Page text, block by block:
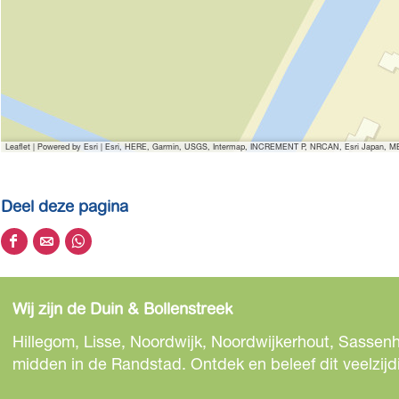
Leaflet |Powered by Esri | Esri, HERE, Garmin, USGS, Intermap, INCREMENT P, NRCAN, Esri Japan,
Deel deze pagina
D
e
l
d
e
D
e
l
d
e
D
e
l
d
e
Wij zijn de Duin & Bollenstreek
Hillegom, Lisse, Noordwijk, Noordwijkerhout,
midden in de Randstad. Ontdek en beleef dit